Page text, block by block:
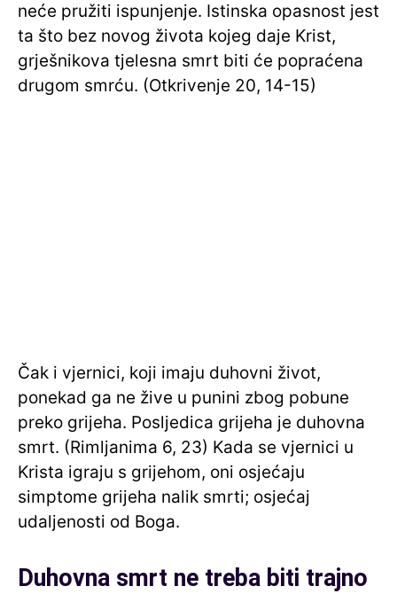
neće pružiti ispunjenje. Istinska opasnost jest
ta što bez novog života kojeg daje Krist,
grješnikova tjelesna smrt biti će popraćena
drugom smrću. (Otkrivenje 20, 14-15)
Čak i vjernici, koji imaju duhovni život,
ponekad ga ne žive u punini zbog pobune
preko grijeha. Posljedica grijeha je duhovna
smrt. (Rimljanima 6, 23) Kada se vjernici u
Krista igraju s grijehom, oni osjećaju
simptome grijeha nalik smrti; osjećaj
udaljenosti od Boga.
Duhovna smrt ne treba biti trajno